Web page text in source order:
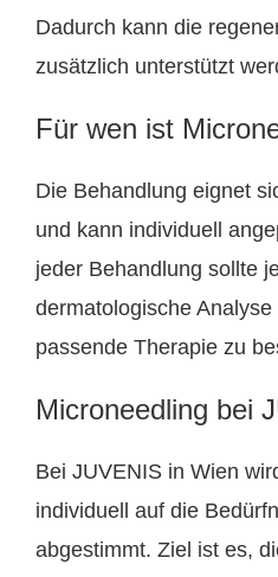
Dadurch kann die
zusätzlich unterstützt
Für wen ist
Die Behandlung eignet
und kann individuell
jeder Behandlung sollte
dermatologische
passende Therapie zu
Microneedling bei
Bei JUVENIS in Wien
individuell auf die
abgestimmt. Ziel ist es,